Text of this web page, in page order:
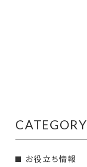
CATEGORY
お役立ち情報